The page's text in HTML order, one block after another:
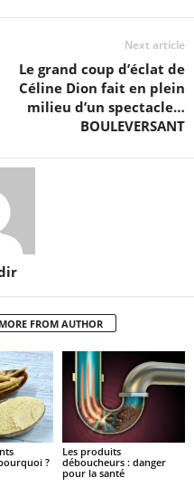
Next article
Le grand coup d’éclat de
Céline Dion fait en plein
milieu d’un spectacle…
BOULEVERSANT
MORE FROM AUTHOR
?
Les produits
déboucheurs : danger
pour la santé